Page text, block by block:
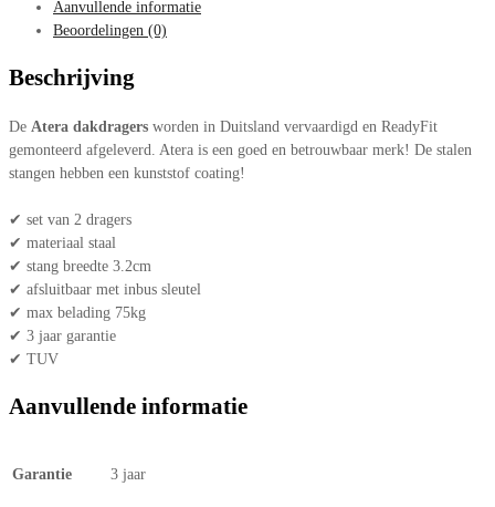
Aanvullende informatie
Beoordelingen (0)
Beschrijving
De Atera dakdragers worden in Duitsland vervaardigd en ReadyFit
gemonteerd afgeleverd. Atera is een goed en betrouwbaar merk! De stalen
stangen hebben een kunststof coating!
✔ set van 2 dragers
✔ materiaal staal
✔ stang breedte 3.2cm
✔ afsluitbaar met inbus sleutel
✔ max belading 75kg
✔ 3 jaar garantie
✔ TUV
Aanvullende informatie
Garantie 3 jaar